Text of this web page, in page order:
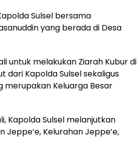
Sulsel bersama
yang berada di Desa
untuk melakukan Ziarah Kubur di
Kapolda Sulsel sekaligus
merupakan Keluarga Besar
Kapolda Sulsel melanjutkan
Jeppe’e, Kelurahan Jeppe’e,